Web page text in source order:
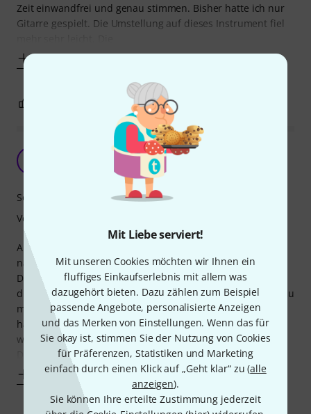
Mit Liebe serviert!
Mit unseren Cookies möchten wir Ihnen ein
fluffiges Einkaufserlebnis mit allem was
dazugehört bieten. Dazu zählen zum Beispiel
passende Angebote, personalisierte Anzeigen
und das Merken von Einstellungen. Wenn das für
Sie okay ist, stimmen Sie der Nutzung von Cookies
für Präferenzen, Statistiken und Marketing
einfach durch einen Klick auf „Geht klar“ zu (alle
anzeigen).
Sie können Ihre erteilte Zustimmung jederzeit
Zeit einwandfrei und genau stimmen. Bisher hatte ich nur
Gitarre gespielt. Die Umstellung auf dieses Instrument fiel
Mehr anzeigen
BEWERTUNG MELDEN
Spaß mit der Ukulele
Laufonkel 05.10.2017
Als Späteinsteiger und totaler Musikneuling habe ich mich
nach monatelangem Bemühen mit einer Ukulele aus dem
Discount für dieses Modell entschieden. Das Design sowie
die Verarbeitung sind optisch wunderschön, im Vergleich zu
meinem bisherigen Instrument ist der Klang viel
harmonischer und voller. Auch hält sie die Stimmung
wesentlich länger.
Das Spielen mit
Mehr anzeigen
Sound
Verarbeitung